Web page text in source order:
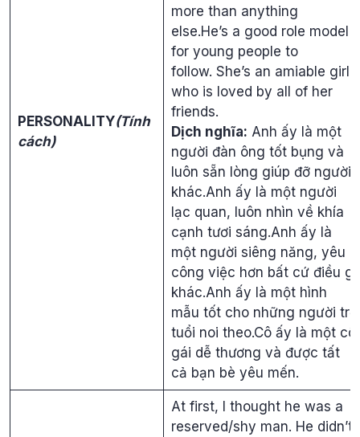
PERSONALITY(Tính
cách)
more than anything
else.He’s a good role model
for young people to
follow. She’s an amiable girl
who is loved by all of her
friends.
Dịch nghĩa: Anh ấy là một
người đàn ông tốt bụng và
luôn sẵn lòng giúp đỡ người
khác.Anh ấy là một người
lạc quan, luôn nhìn về khía
cạnh tươi sáng.Anh ấy là
một người siêng năng, yêu
công việc hơn bất cứ điều gì
khác.Anh ấy là một hình
mẫu tốt cho những người trẻ
tuổi noi theo.Cô ấy là một cô
gái dễ thương và được tất
cả bạn bè yêu mến.
At first, I thought he was a
reserved/shy man. He didn’t